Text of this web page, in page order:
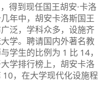
得到现任国王胡安·卡洛
年中，胡安卡洛斯国王
泛，学科众多，设施齐
学。聘请国内外著名教
学生的比例为 1 比 14，
学排行榜上，胡安卡洛
，在大学现代化设施程